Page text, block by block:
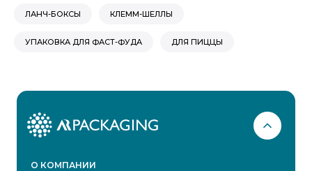
ЛАНЧ-БОКСЫ КЛЕММ-ШЕЛЛЫ
УПАКОВКА ДЛЯ ФАСТ-ФУДА ДЛЯ ПИЦЦЫ
О КОМПАНИИ